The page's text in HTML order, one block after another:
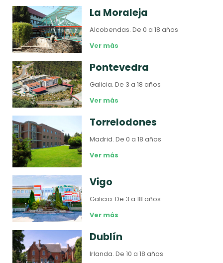
La Moraleja
Alcobendas.De 0 a 18 años
Ver más
Pontevedra
Galicia.De 3 a 18 años
Ver más
Torrelodones
Madrid.De 0 a 18 años
Ver más
Vigo
Galicia.De 3 a 18 años
Ver más
Dublín
Irlanda.De 10 a 18 años